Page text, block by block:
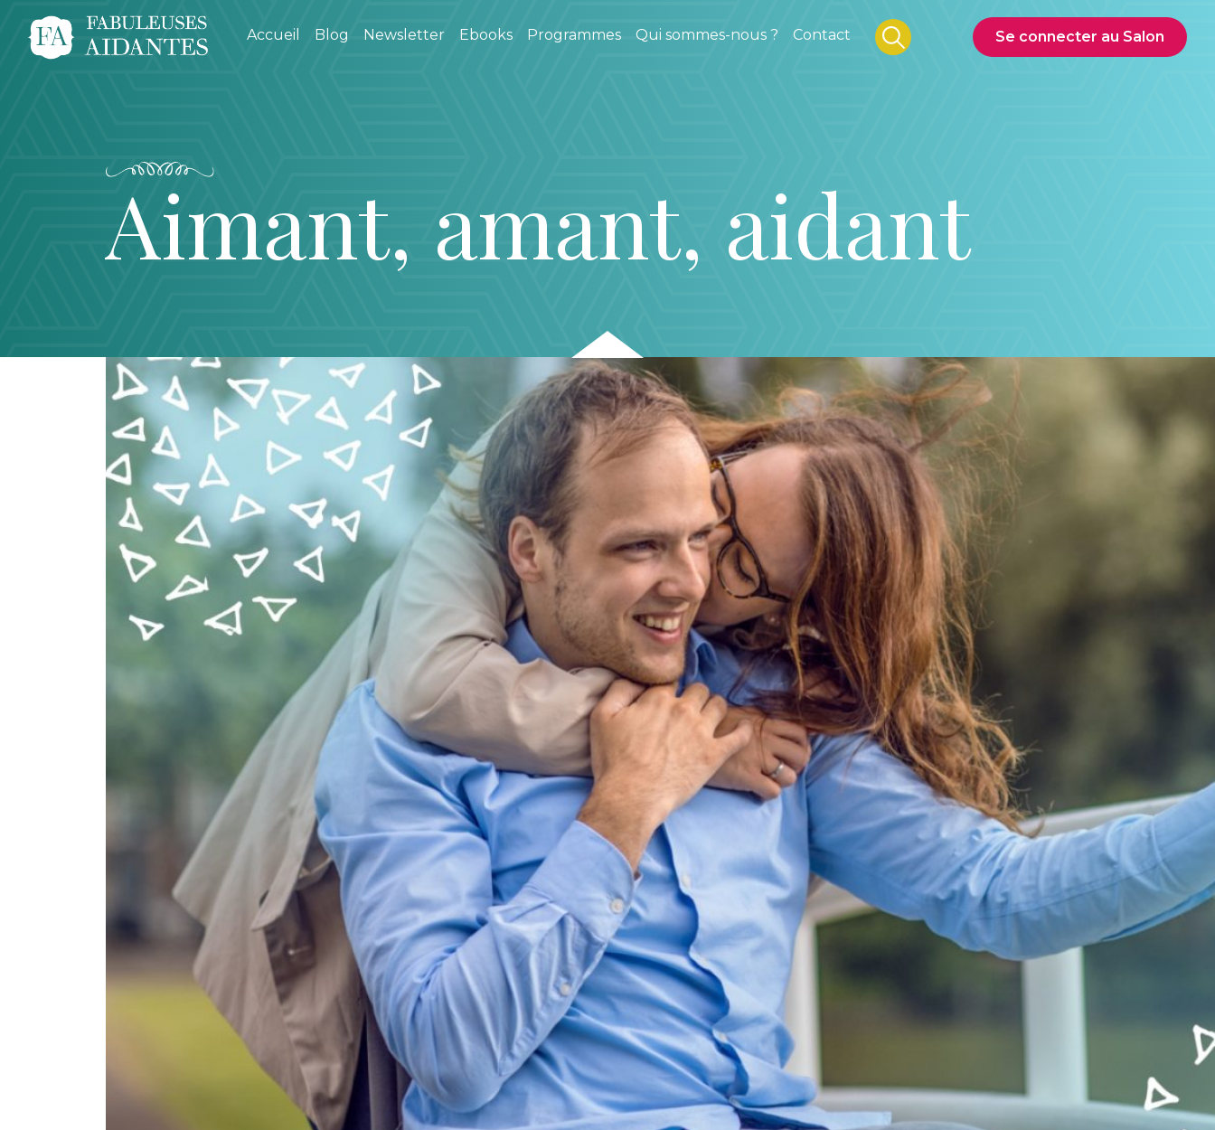
Accueil Blog Newsletter Ebooks Programmes Qui sommes-nous ? Contact Se connecter au Salon
Aimant, amant, aidant